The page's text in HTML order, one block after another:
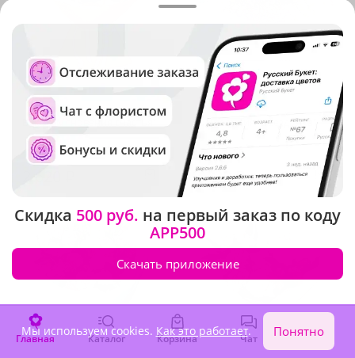
5(339)
Букет "Мгновения счастья"
В наличии
4.9(453)
Композиция "Звездочка"
В наличии
3 320 ₽
Главная Каталог Корзина Чат Войти
Скидка 500 руб. на первый заказ по коду
APP500
Скачать приложение
Мы используем cookies. Как это работает. Понятно